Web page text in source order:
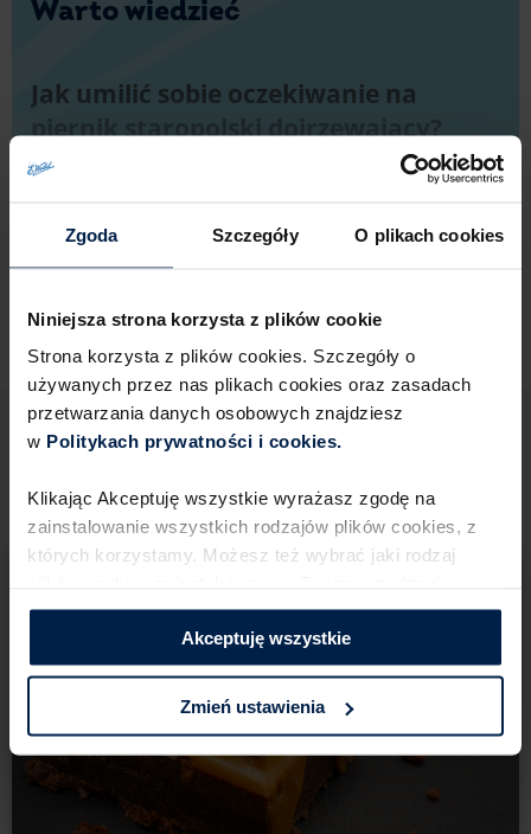
Zgoda Szczegóły O plikach cookies
Niniejsza strona korzysta z plików cookie
Strona korzysta z plików cookies. Szczegóły o
używanych przez nas plikach cookies oraz zasadach
przetwarzania danych osobowych znajdziesz
w Politykach prywatności i cookies.​ ​
Klikając Akceptuję wszystkie wyrażasz zgodę na
zainstalowanie wszystkich rodzajów plików cookies,​ z
których korzystamy. Możesz też wybrać jaki rodzaj
klikając Zmień ustawienia.​ ​
Akceptuję wszystkie
Zmień ustawienia
Warto wiedzieć
Jak umilić sobie oczekiwanie na
piernik staropolski dojrzewający?
Zanim Twój piernik będzie gotowy, sprawdź pomysł
lekkie i puszyste ciasto z czekoladą w środku. Każdy
kęs sam rozpływa się w ustach, a widelec
automatycznie sięga kolejną porcję. To sprawdzony
i szybkie popołudniowe ciasto, które zawsze
świetnie wychodzi!
Sprawdź podobne przepisy